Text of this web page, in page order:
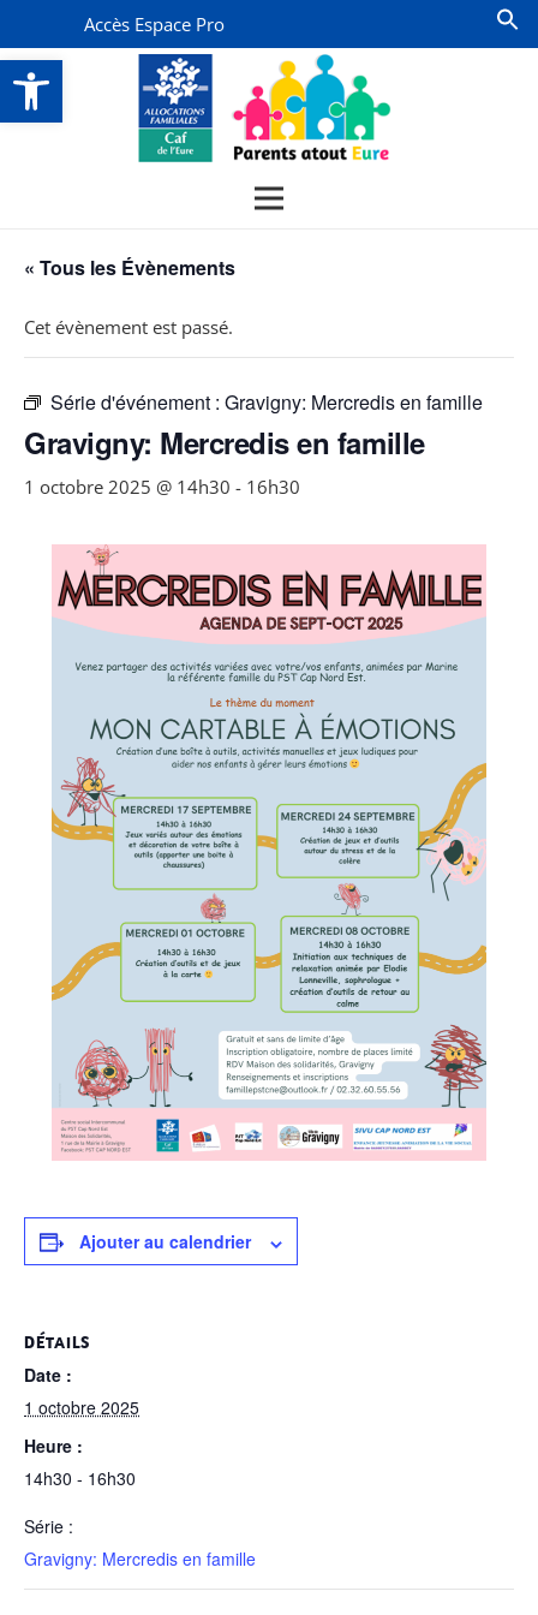
Ouvrir la barre d’outils
Accès Espace Pro
« Tous les Évènements
Cet évènement est passé.
Série d'événement : Gravigny: Mercredis en famille
Gravigny: Mercredis en famille
1 octobre 2025 @ 14h30 - 16h30
Ajouter au calendrier
DÉTAILS
Date :
1 octobre 2025
Heure :
14h30 - 16h30
Série :
Gravigny: Mercredis en famille